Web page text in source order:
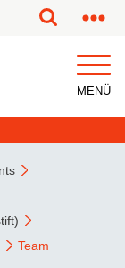
MENÜ
Team
translated.